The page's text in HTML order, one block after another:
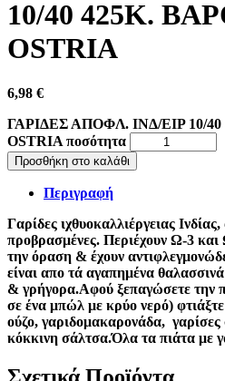
10/40 425K.
OSTRIA
6,98 €
ΓΑΡΙΔΕΣ ΑΠΟΦΛ. ΙΝΔ/ΕΙΡ 10/40
OSTRIA ποσότητα
Προσθήκη στο καλάθι
Περιγραφή
Γαρίδες ιχθυοκαλλιέργειας
προβρασμένες. Περιέχουν Ω-3
την όραση & έχουν
είναι απο τά αγαπημένα
& γρήγορα.Αφού ξεπαγώσετε την
σε ένα μπώλ με κρύο νερό)
ούζο, γαριδομακαρονάδα,
κόκκινη σάλτσα.Όλα τα πιάτα με
Σχετικά Προϊόντα